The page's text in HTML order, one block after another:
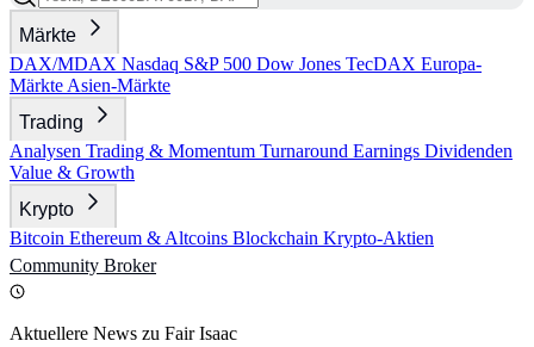
Märkte
DAX/MDAX Nasdaq S&P 500 Dow Jones TecDAX Europa-
Märkte Asien-Märkte
Trading
Analysen Trading & Momentum Turnaround Earnings Dividenden
Value & Growth
Krypto
Bitcoin Ethereum & Altcoins Blockchain Krypto-Aktien
Community Broker
Aktuellere News zu Fair Isaac